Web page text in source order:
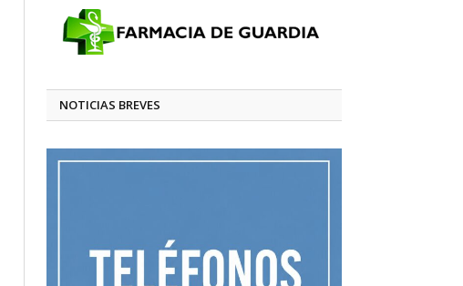
NOTICIAS BREVES